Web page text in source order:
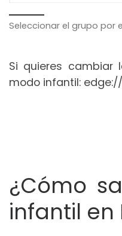
Seleccionar el grupo por
Si quieres cambiar
modo infantil:
¿Cómo
infantil en